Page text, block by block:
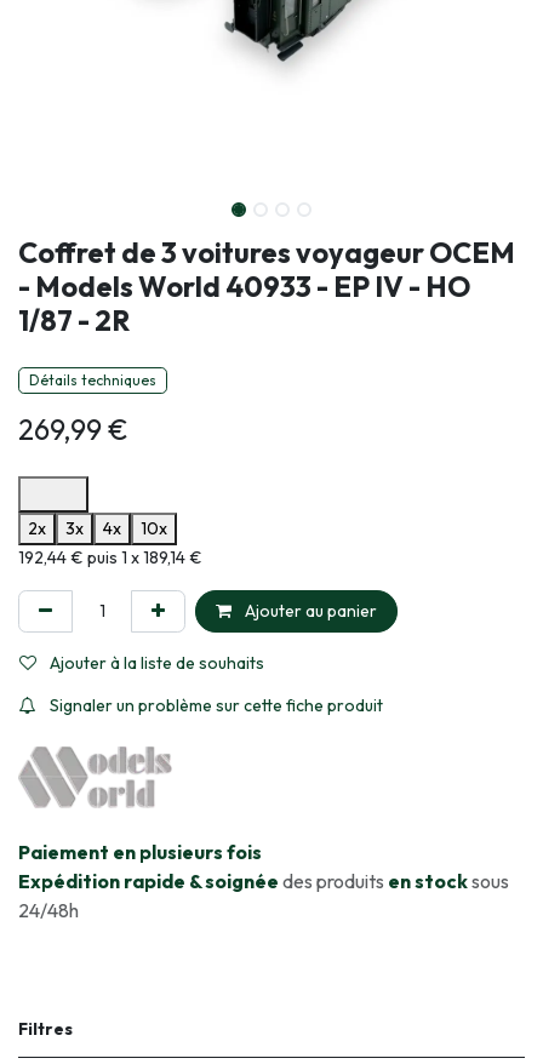
Coffret de 3 voitures voyageur OCEM
- Models World 40933 - EP IV - HO
1/87 - 2R
Détails techniques
269,99€
2x
3x 4x
10x
Informations sur le plan de paiement sélectionné
192,44 € puis 1 x 189,14 €
Ajouter au panier
Ajouter à la liste de souhaits
Signaler un problème sur cette fiche produit
​Paiement en plusieurs fois
Expédition rapide & soignée des produits en stocksous
24/48h
Filtres